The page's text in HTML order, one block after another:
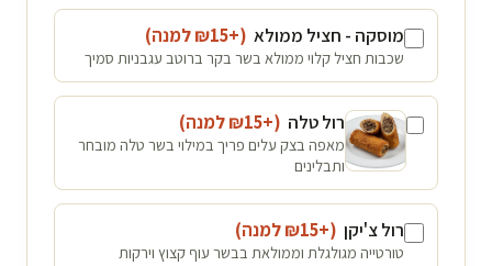
מוסקה - חציל ממולא (+₪
15 למנה)
שכבות חציל קלוי ממולא בשר בקר ברוטב עגבניות סמיך
רול טלה (+₪
15 למנה)
מאפה בצק עלים פריך במילוי בשר טלה מובחר
ותבלינים
רול צ'יקן (+₪
15 למנה)
טורטייה מגולגלת וממולאת בבשר עוף קצוץ וירקות